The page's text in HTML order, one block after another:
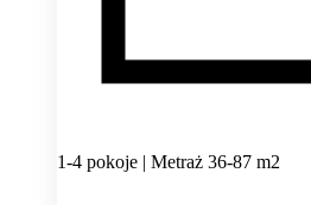
1-4 pokoje | Metraż 36-87 m2